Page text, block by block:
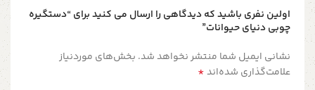
اولین نفری باشید که دیدگاهی را ارسال می کنید برای “دستگیره‌
چوبی دنیای حیوانات”
نشانی ایمیل شما منتشر نخواهد شد. بخش‌های موردنیاز
علامت‌گذاری شده‌اند*